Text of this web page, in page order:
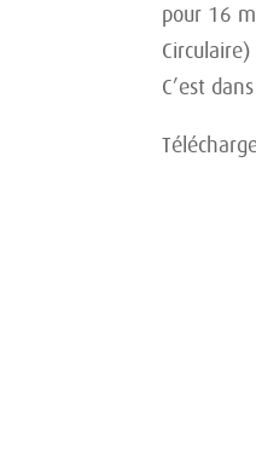
pour 16
C’est